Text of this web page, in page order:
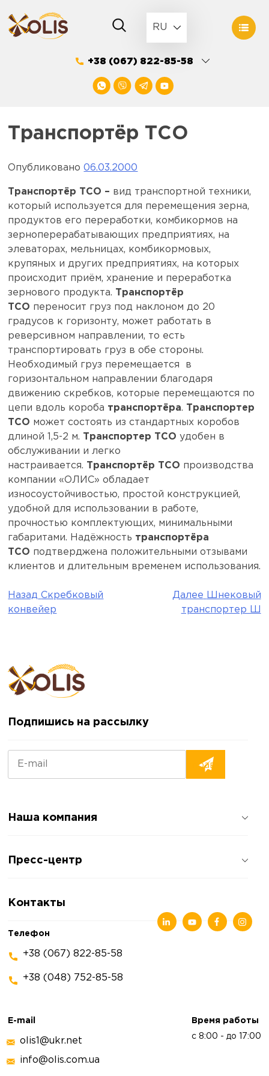
to
content
RU
+38 (067) 822-85-58
Транспортёр ТСО
Опубликовано06.03.2000
Транспортёр ТСО – вид транспортной техники,
который используется для перемещения зерна,
продуктов его переработки, комбикормов на
зерноперерабатывающих предприятиях, на
элеваторах, мельницах, комбикормовых,
крупяных и других предприятиях, на которых
происходит приём, хранение и переработка
зернового продукта. Транспортёр
ТСО переносит груз под наклоном до 20
градусов к горизонту, может работать в
реверсивном направлении, то есть
транспортировать груз в обе стороны.
Необходимый груз перемещается в
горизонтальном направлении благодаря
движению скребков, которые перемещаются по
цепи вдоль короба транспортёра. Транспортер
ТСО может состоять из стандартных коробов
длиной 1,5-2 м. Транспортер ТСО удобен в
обслуживании и легко
настраивается. Транспортёр ТСО производства
компании «ОЛИС» обладает
износоустойчивостью, простой конструкцией,
удобной для использовании в работе,
прочностью комплектующих, минимальными
габаритами. Надёжность транспортёра
ТСО подтверджена положительными отзывами
клиентов и длительным временем использования.
Навигация
Назад Скребковый
конвейер
Далее Шнековый
транспортер Ш
Подпишись на рассылку
Наша компания
Отзывы о компании
Пресс-центр
Статьи
Контакты
Телефон
+38 (067) 822-85-58
+38 (048) 752-85-58
E-mail
olis1@ukr.net
info@olis.com.ua
Время работы
с 8:00 - до 17:00